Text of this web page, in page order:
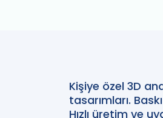
Kişiye özel 3D
tasarımları.
Hızlı üretim ve